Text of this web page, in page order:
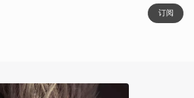
订阅